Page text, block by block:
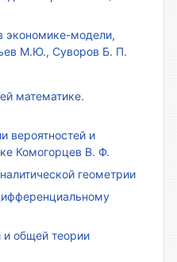
экономике-модели,
М.Ю., Суворов Б. П.
математике.
вероятностей и
Комогорцев В. Ф.
геометрии
и общей теории